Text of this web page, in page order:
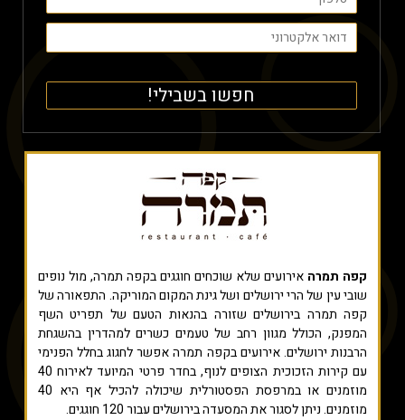
קפה תמרה אירועים שלא שוכחים חוגגים בקפה תמרה, מול נופים
שובי עין של הרי ירושלים ושל גינת המקום המוריקה. התפאורה של
קפה תמרה בירושלים שזורה בהנאות הטעם של תפריט השף
המפנק, הכולל מגוון רחב של טעמים כשרים למהדרין בהשגחת
הרבנות ירושלים. אירועים בקפה תמרה אפשר לחגוג בחלל הפנימי
עם קירות הזכוכית הצופים לנוף, בחדר פרטי המיועד לאירוח 40
מוזמנים או במרפסת הפסטורלית שיכולה להכיל אף היא 40
מוזמנים. ניתן לסגור את המסעדה בירושלים עבור 120 חוגגים.